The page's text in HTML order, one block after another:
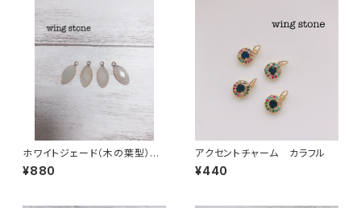
ホワイトジェード（木の葉型）１
カン
¥880
アクセントチャーム カラフル
¥440